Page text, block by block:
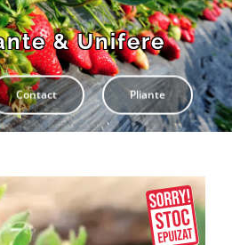
& Unifere
Contact Pliante